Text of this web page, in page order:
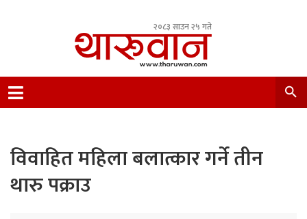
२०८३ साउन २५ गते
Nepal.
विवाहित महिला बलात्कार गर्ने तीन
थारु पक्राउ